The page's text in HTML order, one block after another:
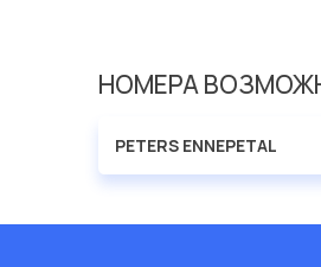
НОМЕРА
PETERS ENNEPETAL